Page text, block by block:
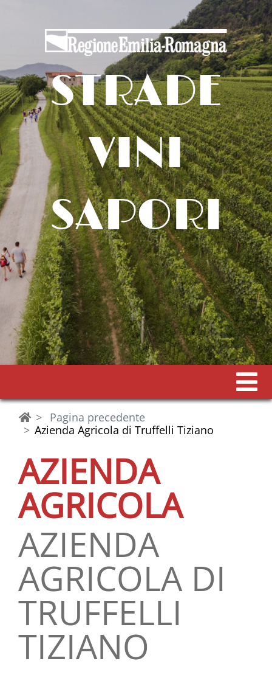
STRADE
VINI
SAPORI
Pagina precedente
Azienda Agricola di Truffelli Tiziano
AZIENDA
AGRICOLA
AZIENDA
AGRICOLA DI
TRUFFELLI
TIZIANO